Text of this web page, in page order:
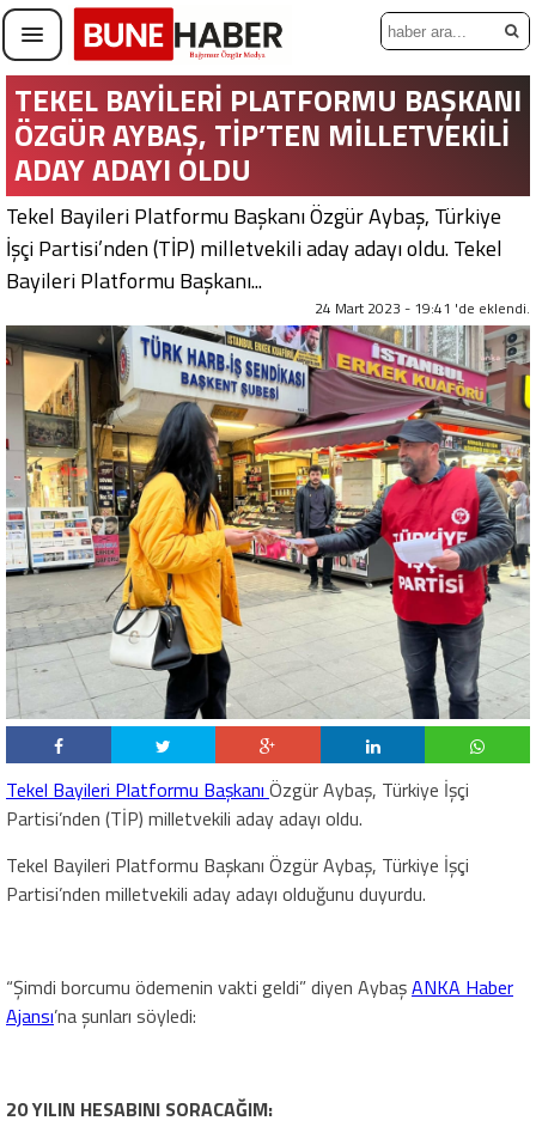
TEKEL BAYİLERİ PLATFORMU BAŞKANI
ÖZGÜR AYBAŞ, TİP’TEN MİLLETVEKİLİ
ADAY ADAYI OLDU
Tekel Bayileri Platformu Başkanı Özgür Aybaş, Türkiye
İşçi Partisi’nden (TİP) milletvekili aday adayı oldu. Tekel
Bayileri Platformu Başkanı...
24 Mart 2023 - 19:41 'de eklendi.
Tekel Bayileri Platformu Başkanı Özgür Aybaş, Türkiye İşçi
Partisi’nden (TİP) milletvekili aday adayı oldu.
Tekel Bayileri Platformu Başkanı Özgür Aybaş, Türkiye İşçi
Partisi’nden milletvekili aday adayı olduğunu duyurdu.
“Şimdi borcumu ödemenin vakti geldi” diyen AybaşANKA Haber
Ajansı’na şunları söyledi:
20 YILIN HESABINI SORACAĞIM: